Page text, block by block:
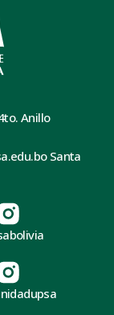
Anillo
Santa